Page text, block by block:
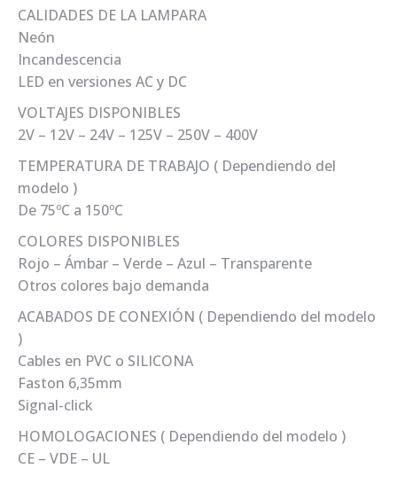
CALIDADES DE LA LAMPARA
Neón
Incandescencia
LED en versiones AC y DC
VOLTAJES DISPONIBLES
2V – 12V – 24V – 125V – 250V – 400V
TEMPERATURA DE TRABAJO ( Dependiendo del
modelo )
De 75ºC a 150ºC
COLORES DISPONIBLES
Rojo – Ámbar – Verde – Azul – Transparente
Otros colores bajo demanda
ACABADOS DE CONEXIÓN ( Dependiendo del modelo
)
Cables en PVC o SILICONA
Faston 6,35mm
Signal-click
HOMOLOGACIONES ( Dependiendo del modelo )
CE – VDE – UL